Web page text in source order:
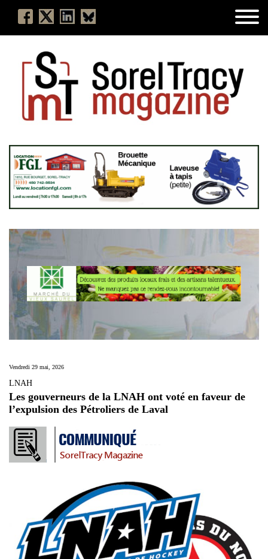
Vendredi 29 mai, 2026
LNAH
Les gouverneurs de la LNAH ont voté en faveur de
l’expulsion des Pétroliers de Laval